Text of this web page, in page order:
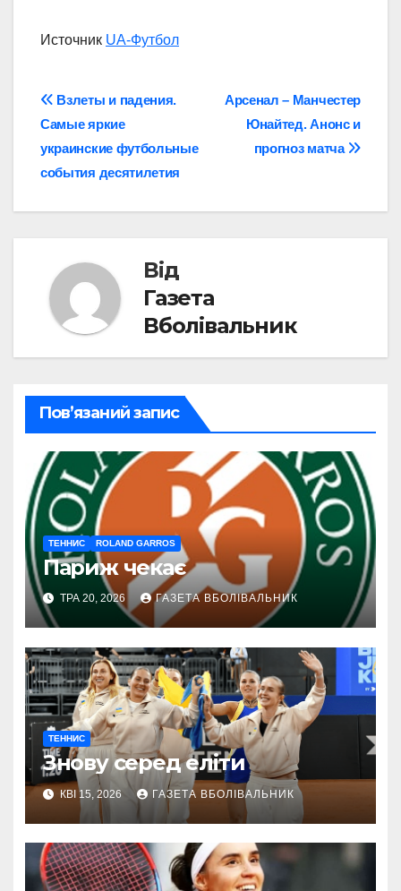
Источник UA-Футбол
Навігація
записів
Арсенал – Манчестер
Юнайтед. Анонс и
прогноз матча
Взлеты и падения.
Самые яркие
украинские футбольные
события десятилетия
Від
Газета
Вболівальник
Пов’язаний запис
ТЕННИС ROLAND GARROS
Париж чекає
ТРА 20, 2026 ГАЗЕТА ВБОЛІВАЛЬНИК
ТЕННИС
Знову серед еліти
КВІ 15, 2026 ГАЗЕТА ВБОЛІВАЛЬНИК